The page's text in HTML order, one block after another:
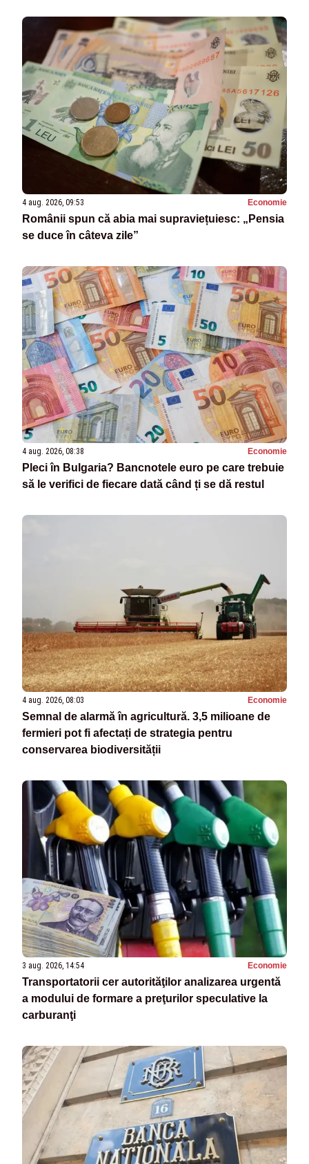
4 aug. 2026, 09:53 Economie
Românii spun că abia mai supraviețuiesc: „Pensia
se duce în câteva zile”
4 aug. 2026, 08:38 Economie
Pleci în Bulgaria? Bancnotele euro pe care trebuie
să le verifici de fiecare dată când ți se dă restul
4 aug. 2026, 08:03 Economie
Semnal de alarmă în agricultură. 3,5 milioane de
fermieri pot fi afectați de strategia pentru
conservarea biodiversității
3 aug. 2026, 14:54 Economie
Transportatorii cer autorităţilor analizarea urgentă
a modului de formare a preţurilor speculative la
carburanţi